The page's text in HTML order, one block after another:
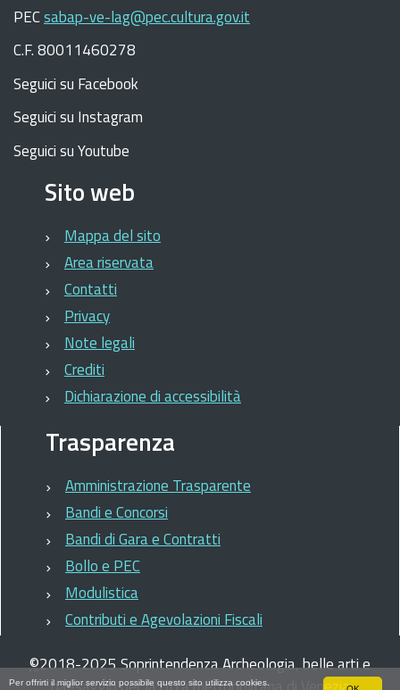
Per offrirti il miglior servizio possibile questo sito utilizza cookies.
PECsabap-ve-lag@pec.cultura.gov.it
C.F. 80011460278
Seguici su Facebook
Seguici su Instagram
Seguici su Youtube
Sito web
Mappa del sito
Area riservata
Contatti
Privacy
Note legali
Crediti
Dichiarazione di accessibilità
Trasparenza
Amministrazione Trasparente
Bandi e Concorsi
Bandi di Gara e Contratti
Bollo e PEC
Modulistica
Contributi e Agevolazioni Fiscali
©2018-2025Soprintendenza Archeologia, belle arti e